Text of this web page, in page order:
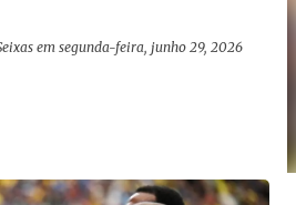
em segunda-feira, junho 29, 2026